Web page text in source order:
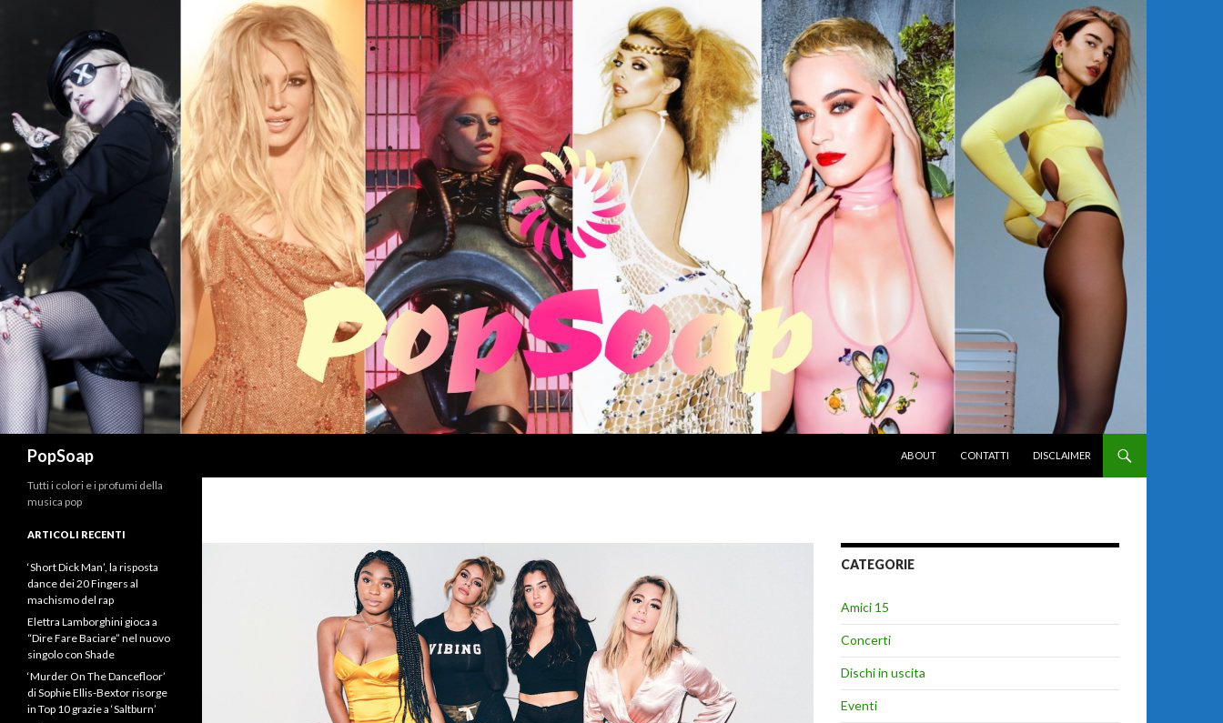
PopSoap
ABOUT
CONTATTI DISCLAIMER
CATEGORIE
Amici 15
Concerti
Dischi in uscita
Eventi
Tutti i colori e i profumi della
musica pop
ARTICOLI RECENTI
‘Short Dick Man’, la risposta
dance dei 20 Fingers al
machismo del rap
Elettra Lamborghini gioca a
“Dire Fare Baciare” nel nuovo
singolo con Shade
‘Murder On The Dancefloor’
di Sophie Ellis-Bextor risorge
in Top 10 grazie a ‘Saltburn’